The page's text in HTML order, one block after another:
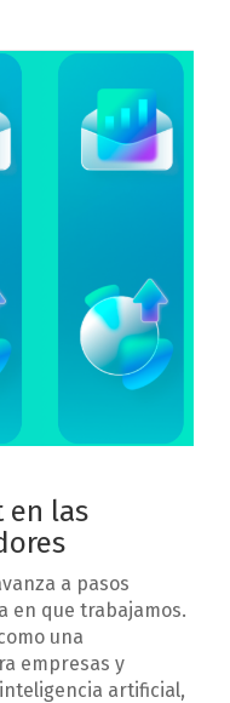
en las
a pasos
en que trabajamos.
una
empresas y
artificial,